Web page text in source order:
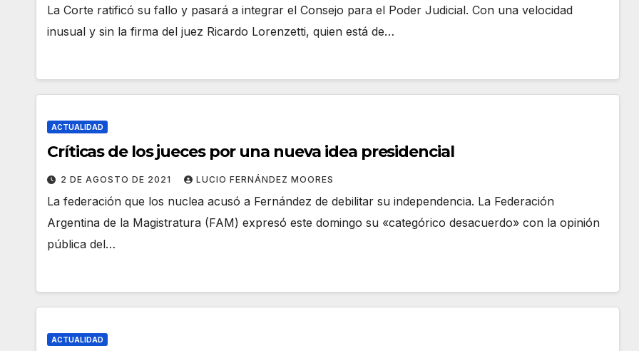
La Corte ratificó su fallo y pasará a integrar el Consejo para el Poder Judicial. Con una velocidad
inusual y sin la firma del juez Ricardo Lorenzetti, quien está de…
ACTUALIDAD
Críticas de los jueces por una nueva idea presidencial
2 DE AGOSTO DE 2021 LUCIO FERNÁNDEZ MOORES
La federación que los nuclea acusó a Fernández de debilitar su independencia. La Federación
Argentina de la Magistratura (FAM) expresó este domingo su «categórico desacuerdo» con la opinión
pública del…
ACTUALIDAD